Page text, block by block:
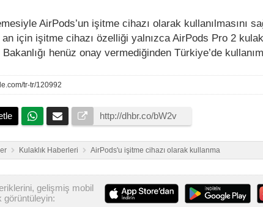
AirPods’un işitme cihazı olarak kullanılmasını
için işitme cihazı özelliği yalnızca AirPods Pro 2
henüz onay vermediğinden Türkiye’de
tr-tr/120992
Kulaklık Haberleri AirPods'u işitme cihazı olarak kullanma
gelişmiş mobil
görüntüleyin: